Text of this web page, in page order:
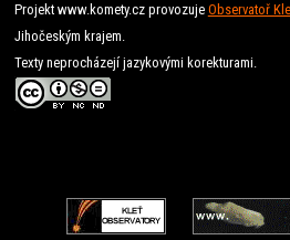
Projekt www.komety.cz provozuje Observatoř
Jihočeským krajem.
Texty neprocházejí jazykovými korekturami.